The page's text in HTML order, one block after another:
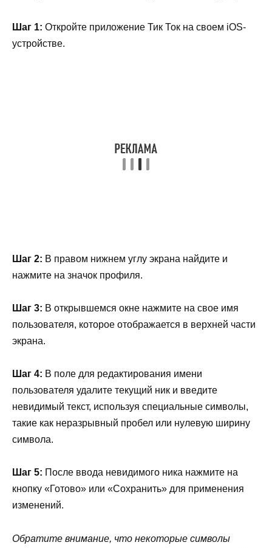
Шаг 1: Откройте приложение Тик Ток на своем iOS-
устройстве.
Шаг 2: В правом нижнем углу экрана найдите и
нажмите на значок профиля.
Шаг 3: В открывшемся окне нажмите на свое имя
пользователя, которое отображается в верхней части
экрана.
Шаг 4: В поле для редактирования имени
пользователя удалите текущий ник и введите
невидимый текст, используя специальные символы,
такие как неразрывный пробел или нулевую ширину
символа.
Шаг 5: После ввода невидимого ника нажмите на
кнопку «Готово» или «Сохранить» для применения
изменений.
Обратите внимание, что некоторые символы